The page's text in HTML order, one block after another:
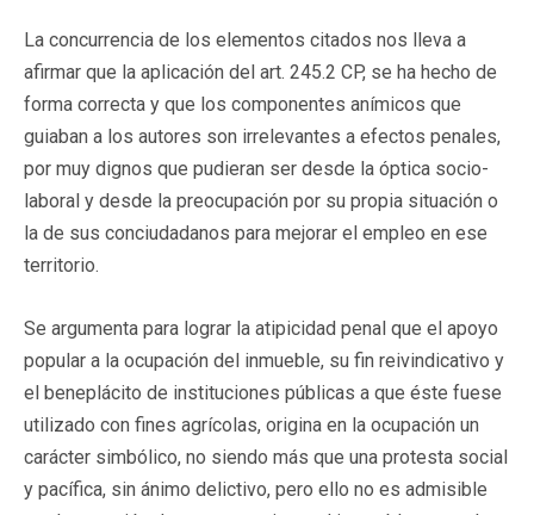
La concurrencia de los elementos citados nos lleva a
afirmar que la aplicación del art. 245.2 CP, se ha hecho de
forma correcta y que los componentes anímicos que
guiaban a los autores son irrelevantes a efectos penales,
por muy dignos que pudieran ser desde la óptica socio-
laboral y desde la preocupación por su propia situación o
la de sus conciudadanos para mejorar el empleo en ese
territorio.
Se argumenta para lograr la atipicidad penal que el apoyo
popular a la ocupación del inmueble, su fin reivindicativo y
el beneplácito de instituciones públicas a que éste fuese
utilizado con fines agrícolas, origina en la ocupación un
carácter simbólico, no siendo más que una protesta social
y pacífica, sin ánimo delictivo, pero ello no es admisible